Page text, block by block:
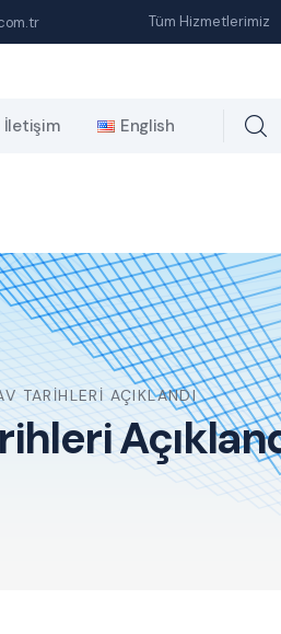
Tüm Hizmetlerimiz
İletişim English
TARIHLERI AÇIKLANDI